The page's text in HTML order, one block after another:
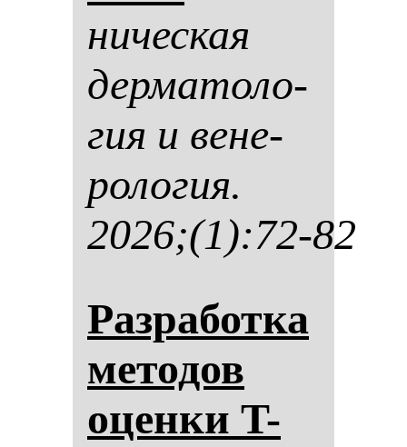
ни­чес­кая
дер­ма­то­ло­
гия и ве­не­
ро­ло­гия.
2026;(1):72-82
Раз­ра­бот­ка
ме­то­дов
оцен­ки T-